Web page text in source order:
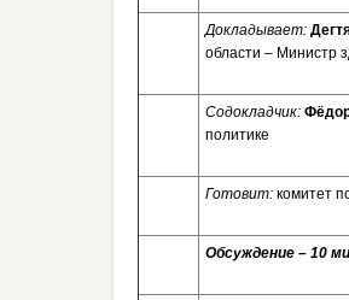
Докладывает:
области – Министр
Содокладчик:
политике
Готовит: комитет
Обсуждение – 10